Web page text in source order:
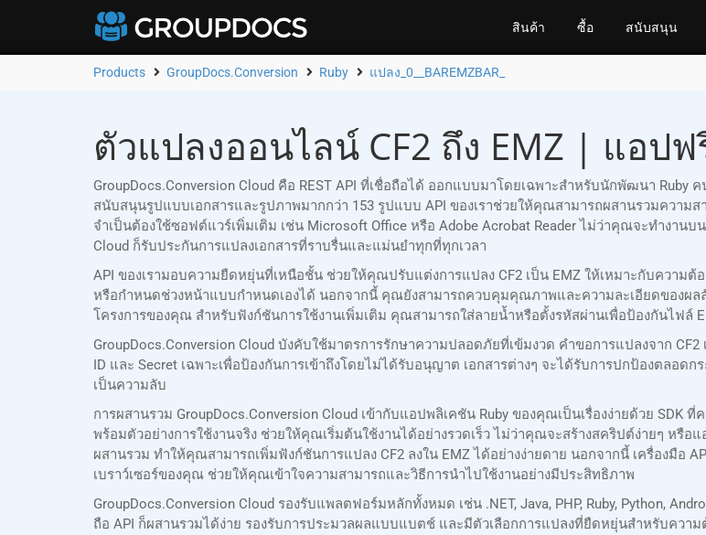
สินค้า ซื้อ สนับสนุน
Products GroupDocs.Conversion Ruby แปลง_0__BAREMZBAR_
ตัวแปลงออนไลน์ CF2 ถึง EMZ | แอปฟ
GroupDocs.Conversion Cloud คือ REST API ที่เชื่อถือได้ ออกแบบมาโดยเฉพาะสำหรับนักพัฒนา Ruby
สนับสนุนรูปแบบเอกสารและรูปภาพมากกว่า 153 รูปแบบ API ของเราช่วยให้คุณสามารถผสานรวมควา
จำเป็นต้องใช้ซอฟต์แวร์เพิ่มเติม เช่น Microsoft Office หรือ Adobe Acrobat Reader ไม่ว่าคุณจะทำงาน
Cloud ก็รับประกันการแปลงเอกสารที่ราบรื่นและแม่นยำทุกที่ทุกเวลา
API ของเรามอบความยืดหยุ่นที่เหนือชั้น ช่วยให้คุณปรับแต่งการแปลง CF2 เป็น EMZ ให้เหมาะกับความ
หรือกำหนดช่วงหน้าแบบกำหนดเองได้ นอกจากนี้ คุณยังสามารถควบคุมคุณภาพและความละเอียดของผ
โครงการของคุณ สำหรับฟังก์ชันการใช้งานเพิ่มเติม คุณสามารถใส่ลายน้ำหรือตั้งรหัสผ่านเพื่อป้องกันไฟล์
GroupDocs.Conversion Cloud บังคับใช้มาตรการรักษาความปลอดภัยที่เข้มงวด คำขอการแปลงจาก
ID และ Secret เฉพาะเพื่อป้องกันการเข้าถึงโดยไม่ได้รับอนุญาต เอกสารต่างๆ จะได้รับการปกป้องตลอ
เป็นความลับ
การผสานรวม GroupDocs.Conversion Cloud เข้ากับแอปพลิเคชัน Ruby ของคุณเป็นเรื่องง่ายด้วย SDK
พร้อมตัวอย่างการใช้งานจริง ช่วยให้คุณเริ่มต้นใช้งานได้อย่างรวดเร็ว ไม่ว่าคุณจะสร้างสคริปต์ง่ายๆ หรื
ผสานรวม ทำให้คุณสามารถเพิ่มฟังก์ชันการแปลง CF2 ลงใน EMZ ได้อย่างง่ายดาย นอกจากนี้ เครื่องมือ
เบราว์เซอร์ของคุณ ช่วยให้คุณเข้าใจความสามารถและวิธีการนำไปใช้งานอย่างมีประสิทธิภาพ
GroupDocs.Conversion Cloud รองรับแพลตฟอร์มหลักทั้งหมด เช่น .NET, Java, PHP, Ruby, Python,
ถือ API ก็ผสานรวมได้ง่าย รองรับการประมวลผลแบบแบตช์ และมีตัวเลือกการแปลงที่ยืดหยุ่นสำหรับควา